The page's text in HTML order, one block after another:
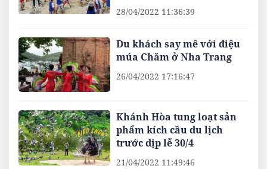
28/04/2022 11:36:39
Du khách say mê với điệu
múa Chăm ở Nha Trang
26/04/2022 17:16:47
Khánh Hòa tung loạt sản
phẩm kích cầu du lịch
trước dịp lễ 30/4
21/04/2022 11:49:46